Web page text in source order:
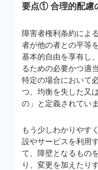
要点① 合理的配慮
障害者権利条約によ
者が他の者との平等
基本的自由を享有し
るための必要かつ適
特定の場合において
つ、均衡を失した又
の」と定義されていま
もう少しわかりやす
設やサービスを利用
て、障壁となるもの
り、変更を加えたり